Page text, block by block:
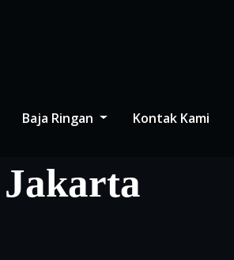
Baja Ringan Kontak Kami